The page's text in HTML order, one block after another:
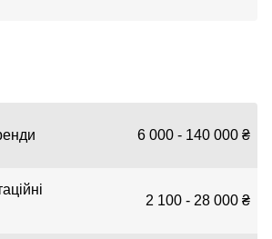
6 000 - 140 000 ₴
2 100 - 28 000 ₴